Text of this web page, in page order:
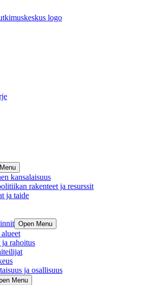
kansalaisuus
rakenteet ja resurssit
ja taide
Open Menu
ja rahoitus
ja osallisuus
Menu